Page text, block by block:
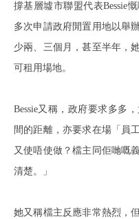
撐基層墟市聯盟代表Bessie
多次申請政府閒置用地以舉
少兩、三個月，甚至半年，
可租用場地。
Bessie又稱，政府要求多多
間的距離，亦要求在場「員
又使唔使做？檔主同佢哋嘅
清楚。」
她又稱檔主反應非常熱烈，